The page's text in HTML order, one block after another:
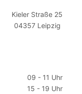
Kieler Straße 25
04357 Leipzig
09 - 11 Uhr
15 - 19 Uhr